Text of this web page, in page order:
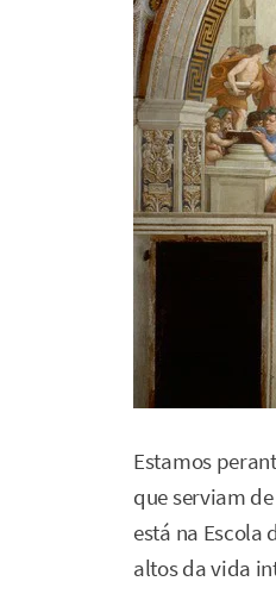
Estamos
que serviam
está na Escola
altos da vida